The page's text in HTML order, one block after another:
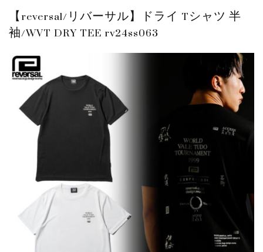
【reversal/リバーサル】ドライ Tシャツ 半
袖/WVT DRY TEE rv24ss063